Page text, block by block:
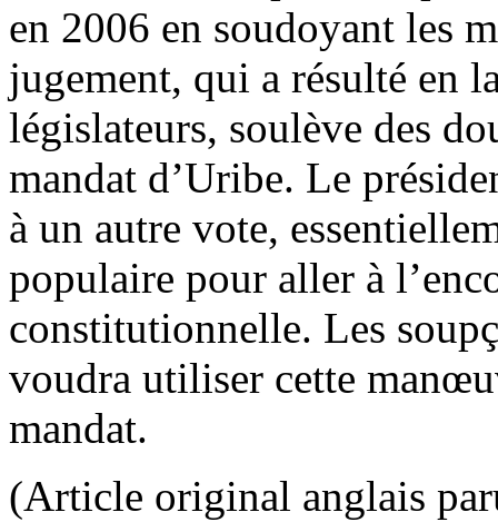
en 2006 en soudoyant les
jugement, qui a résulté en
législateurs, soulève des
mandat d’Uribe. Le
à un autre vote,
populaire pour aller à
constitutionnelle. Les
voudra utiliser cette
mandat.
(Article original anglais